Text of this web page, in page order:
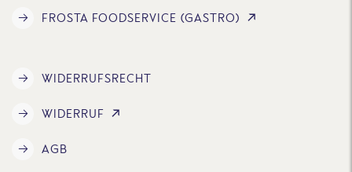
FROSTA FOODSERVICE (GASTRO)
WIDERRUFSRECHT
WIDERRUF
AGB